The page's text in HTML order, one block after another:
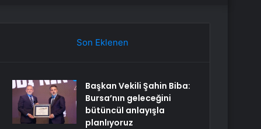
Son Eklenen
Başkan Vekili Şahin Biba:
Bursa’nın geleceğini
bütüncül anlayışla
planlıyoruz